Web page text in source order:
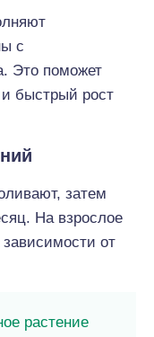
с
Это поможет
и быстрый рост
затем
На взрослое
от
растение